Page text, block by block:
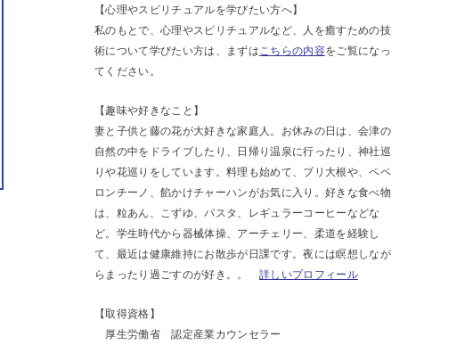
【心理やスピリチュアルを学びたい方へ】
私のもとで、心理やスピリチュアルなど、人を癒すための技
術について学びたい方は、まずは こちらの内容をご覧になっ
てください。
【趣味や好きなこと】
妻と子供と藤の花が大好きな家庭人。お休みの日は、会津の
自然の中をドライブしたり、日帰り温泉に行ったり、神社巡
りや花巡りをしています。料理も始めて、ブリ大根や、ペペ
ロンチーノ、餡かけチャーハンがお気に入り。好きな食べ物
は、粒あん、こずゆ、パスタ、レギュラーコーヒーなどな
ど。学生時代から器械体操、アーチェリー、柔道を経験し
て、最近は健康維持にお散歩が日課です。夜には瞑想しなが
らまったり過ごすのが好き。。 詳しいプロフィール
【取得資格】
厚生労働省 認定産業カウンセラー